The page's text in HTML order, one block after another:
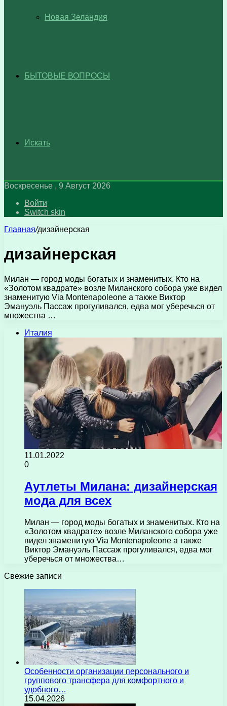
Новая Зеландия
БЫТОВЫЕ ВОПРОСЫ
Искать
Воскресенье , 9 Август 2026
Войти
Switch skin
Главная/дизайнерская
дизайнерская
Милан — город моды богатых и знаменитых. Кто на
«Золотом квадрате» возле Миланского собора уже видел
знаменитую Via Montenapoleone а также Виктор
Эмануэль Пассаж прогуливался, едва мог уберечься от
множества …
Италия
11.01.2022
0
Аутлеты Милана: дизайнерская
мода для всех
Милан — город моды богатых и знаменитых. Кто на
«Золотом квадрате» возле Миланского собора уже
видел знаменитую Via Montenapoleone а также
Виктор Эмануэль Пассаж прогуливался, едва мог
уберечься от множества…
Свежие записи
Особенности организации персонального и
группового трансфера для комфортного и
удобного…
15.04.2026